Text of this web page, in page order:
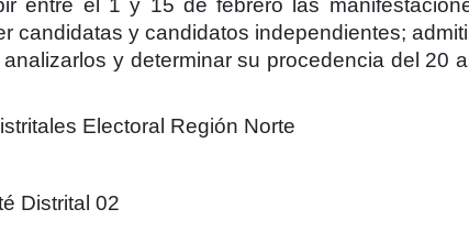
entre el 1 y 15 de febrero las
y candidatos independientes;
y determinar su procedencia del 20
Electoral Región Norte
Distrital 02